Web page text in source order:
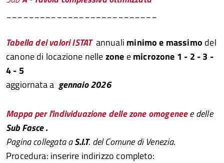
Tabella dei valori ISTATannuali minimo e massimo del
canone di locazione nellezone emicrozone 1 - 2 - 3 -
4 - 5
aggiornata a gennaio 2026
Mappa per l'individuazione delle zone omogeneee delle
Sub Fasce .
Pagina collegata aS.I.T. del Comune di Venezia.
Procedura: inserire indirizzo completo: